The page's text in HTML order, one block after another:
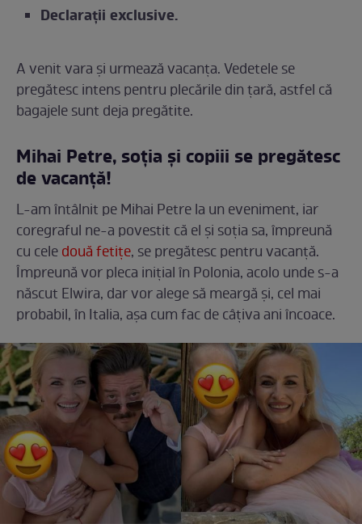
Declarații exclusive.
A venit vara și urmează vacanța. Vedetele se
pregătesc intens pentru plecările din țară, astfel că
bagajele sunt deja pregătite.
Mihai Petre, soția și copiii se pregătesc
de vacanță!
L-am întâlnit pe Mihai Petre la un eveniment, iar
coregraful ne-a povestit că el și soția sa, împreună
cu celedouă fetițe, se pregătesc pentru vacanță.
Împreună vor pleca inițial în Polonia, acolo unde s-a
născut Elwira, dar vor alege să meargă și, cel mai
probabil, în Italia, așa cum fac de câțiva ani încoace.